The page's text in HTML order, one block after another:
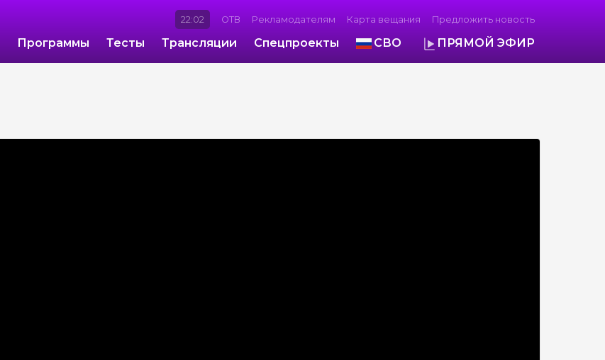
22:02 ОТВ Рекламодателям Карта вещания Предложить новость
Программы Тесты Трансляции Спецпроекты СВО ПРЯМОЙ ЭФИР